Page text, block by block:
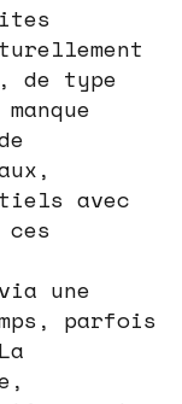
de type
avec
une
parfois